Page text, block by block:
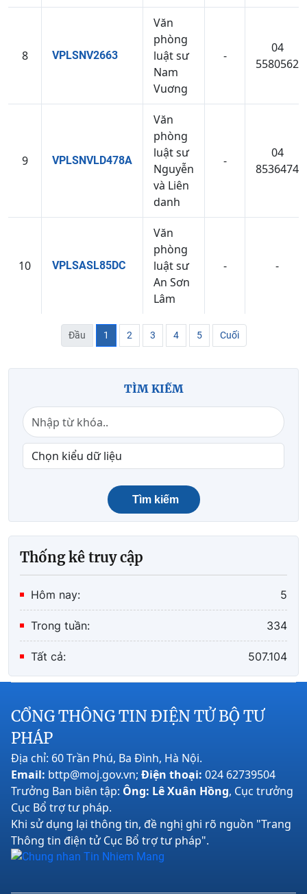
8 VPLSNV2663
Văn
phòng
luật sư
Nam
Vuơng
-
04
5580562
9 VPLSNVLD478A
Văn
phòng
luật sư
Nguyễn
và Liên
danh
-
04
8536474
10 VPLSASL85DC
Văn
phòng
luật sư
An Sơn
Lâm
- -
Đầu 1 2 3 4 5 Cuối
TÌM KIẾM
Tìm kiếm
Thống kê truy cập
Hôm nay: 5
Trong tuần: 334
Tất cả: 507.104
CỔNG THÔNG TIN ĐIỆN TỬ BỘ TƯ
PHÁP
Địa chỉ: 60 Trần Phú, Ba Đình, Hà Nội.
Email: bttp@moj.gov.vn;Điện thoại: 024 62739504
Trưởng Ban biên tập: Ông: Lê Xuân Hồng, Cục trưởng
Cục Bổ trợ tư pháp.
Khi sử dụng lại thông tin, đề nghị ghi rõ nguồn "Trang
Thông tin điện tử Cục Bổ trợ tư pháp".